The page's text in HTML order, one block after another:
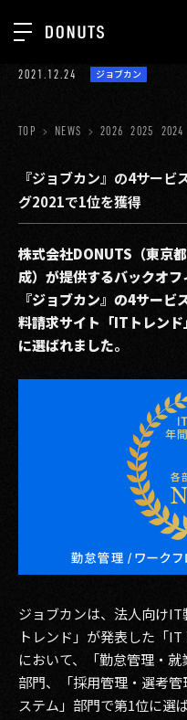
ジ
医
出
美
そ
TOP
ABOUT
SERVICES
GROUP
RECRUIT
CONTACT
PRIVACY POLICY
2021.12.24 ジョブカン
TOP NEWS 2026 2025 2024
『ジョブカン』の4サー
グ2021で1位を獲得
株式会社DONUTS（東京
成）が提供するバックオ
『ジョブカン』の4サー
料請求サイト「ITトレン
に選ばれました。
ジョブカンは、法人向け
トレンド」が発表した「
において、「勤怠管理・就
部門、「採用管理・選考
ステム」部門で第1位に選